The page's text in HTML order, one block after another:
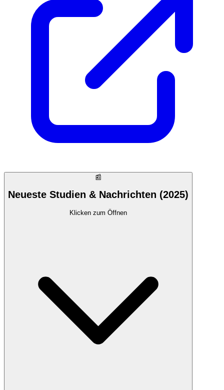
📰
Neueste Studien & Nachrichten (2025)
Klicken zum Öffnen